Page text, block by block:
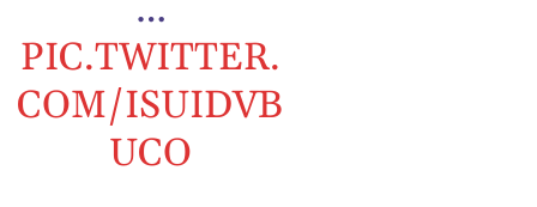
…
PIC.TWITTER.
COM/ISUIDVB
UCO